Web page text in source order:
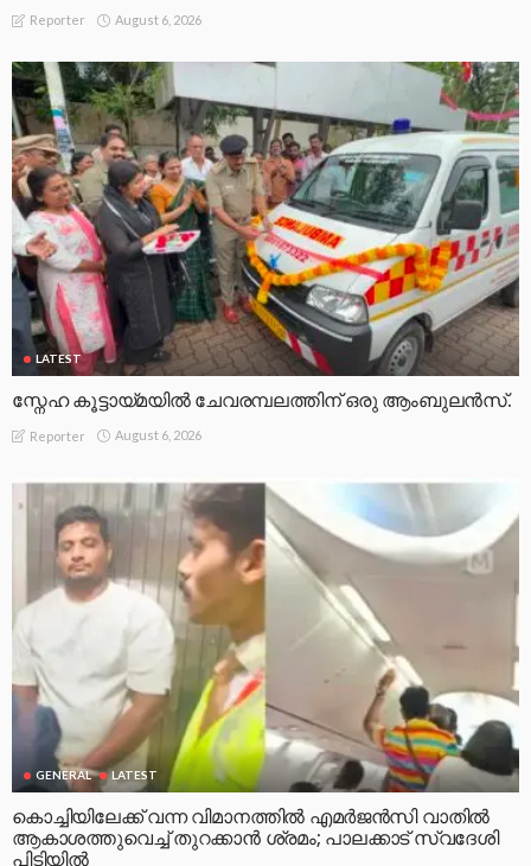
Reporter August 6, 2026
LATEST
സ്നേഹ കൂട്ടായ്മയിൽ ചേവരമ്പലത്തിന് ഒരു ആംബുലൻസ്.
Reporter August 6, 2026
GENERAL LATEST
കൊച്ചിയിലേക്ക് വന്ന വിമാനത്തിൽ എമർജൻസി വാതിൽ
ആകാശത്തുവെച്ച് തുറക്കാൻ ശ്രമം; പാലക്കാട് സ്വദേശി
പിടിയിൽ